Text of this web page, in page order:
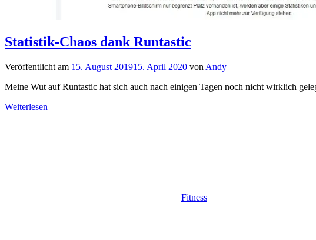
Statistik-Chaos dank Runtastic
Veröffentlicht am 15. August 201915. April 2020 von Andy
Meine Wut auf Runtastic hat sich auch nach einigen Tagen noch nicht wirklich
Weiterlesen
Fitness